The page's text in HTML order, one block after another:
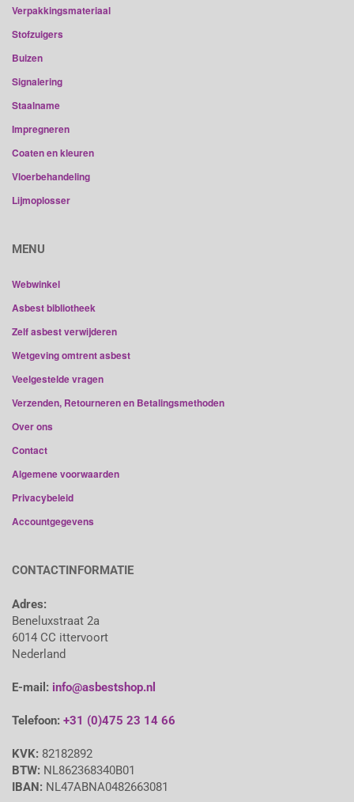
Verpakkingsmateriaal
Stofzuigers
Buizen
Signalering
Staalname
Impregneren
Coaten en kleuren
Vloerbehandeling
Lijmoplosser
MENU
Webwinkel
Asbest bibliotheek
Zelf asbest verwijderen
Wetgeving omtrent asbest
Veelgestelde vragen
Verzenden, Retourneren en Betalingsmethoden
Over ons
Contact
Algemene voorwaarden
Privacybeleid
Accountgegevens
CONTACTINFORMATIE
Adres:
Beneluxstraat 2a
6014 CC ittervoort
Nederland
E-mail: info@asbestshop.nl
Telefoon: +31 (0)475 23 14 66
KVK: 82182892
BTW: NL862368340B01
IBAN: NL47ABNA0482663081